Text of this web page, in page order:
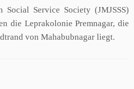
Social Service Society (JMJSSS)
die Leprakolonie Premnagar, die
von Mahabubnagar liegt.